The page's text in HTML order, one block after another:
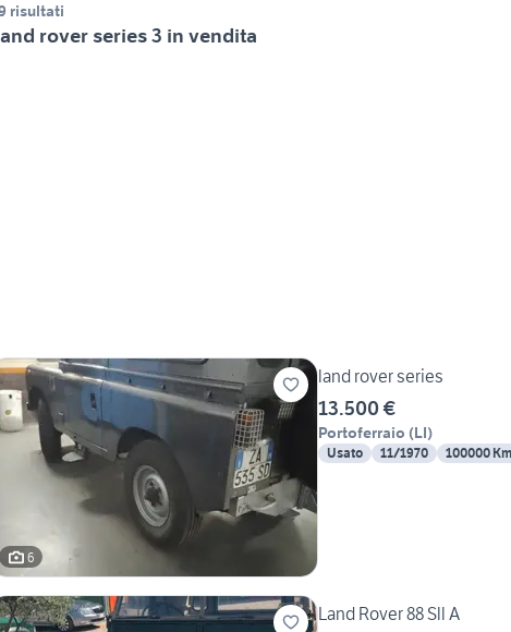
risultati
rover series 3 in vendita
6
land rover series
13.500 €
Portoferraio (LI)
Usato 11/1970 100000 Km
Land Rover 88 Sll A